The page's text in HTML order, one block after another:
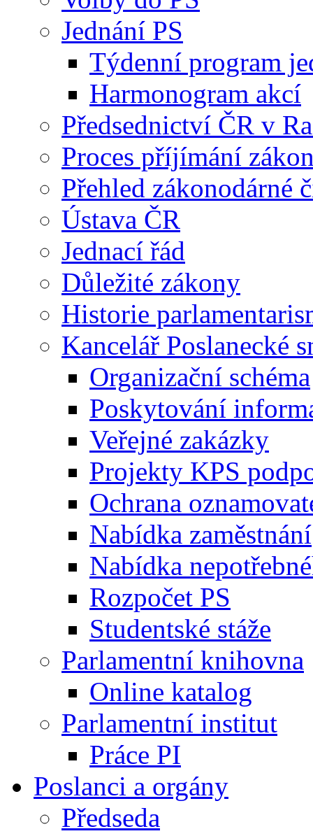
Jednání PS
Týdenní program
Harmonogram akcí
Předsednictví ČR v
Proces příjímání
Přehled zákonodárné
Ústava ČR
Jednací řád
Důležité zákony
Historie
Kancelář Poslanecké
Organizační schéma
Poskytování
Veřejné zakázky
Projekty KPS
Ochrana
Nabídka zaměstnání
Nabídka
Rozpočet PS
Studentské stáže
Parlamentní knihovna
Online katalog
Parlamentní institut
Práce PI
Poslanci a orgány
Předseda